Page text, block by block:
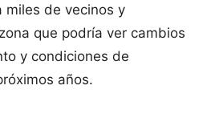
miles de vecinos y
que podría ver cambios
y condiciones de
años.